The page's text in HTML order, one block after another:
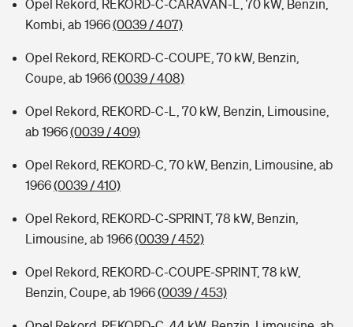
Opel Rekord, REKORD-C-CARAVAN-L, 70 kW, Benzin,
Kombi, ab 1966(0039 / 407)
Opel Rekord, REKORD-C-COUPE, 70 kW, Benzin,
Coupe, ab 1966(0039 / 408)
Opel Rekord, REKORD-C-L, 70 kW, Benzin, Limousine,
ab 1966(0039 / 409)
Opel Rekord, REKORD-C, 70 kW, Benzin, Limousine, ab
1966(0039 / 410)
Opel Rekord, REKORD-C-SPRINT, 78 kW, Benzin,
Limousine, ab 1966(0039 / 452)
Opel Rekord, REKORD-C-COUPE-SPRINT, 78 kW,
Benzin, Coupe, ab 1966(0039 / 453)